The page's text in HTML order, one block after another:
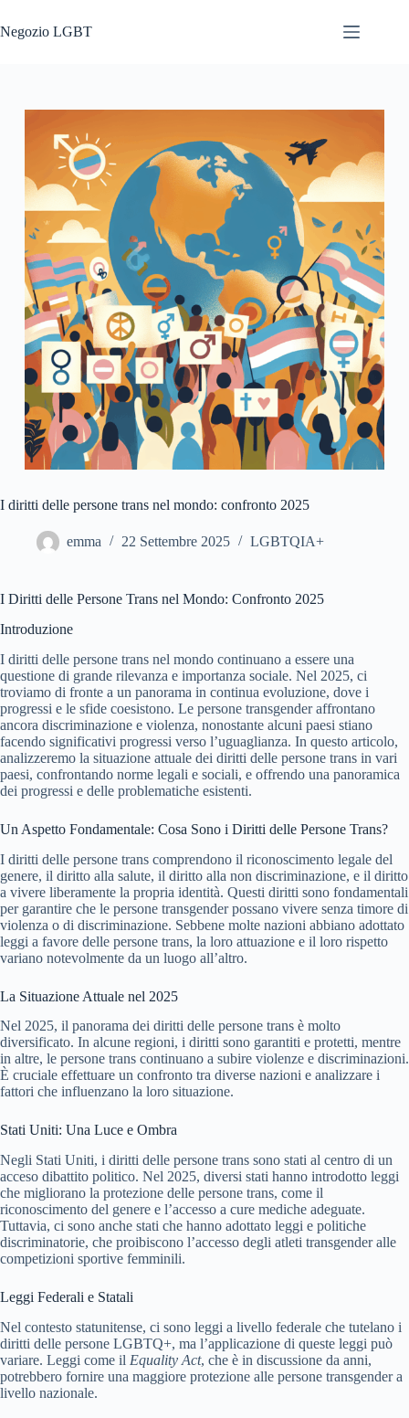
al
contenuto
Negozio LGBT
I diritti delle persone trans nel mondo: confronto 2025
emma 22 Settembre 2025 LGBTQIA+
I Diritti delle Persone Trans nel Mondo: Confronto 2025
Introduzione
I diritti delle persone trans nel mondo continuano a essere una
questione di grande rilevanza e importanza sociale. Nel 2025, ci
troviamo di fronte a un panorama in continua evoluzione, dove i
progressi e le sfide coesistono. Le persone transgender affrontano
ancora discriminazione e violenza, nonostante alcuni paesi stiano
facendo significativi progressi verso l’uguaglianza. In questo articolo,
analizzeremo la situazione attuale dei diritti delle persone trans in vari
paesi, confrontando norme legali e sociali, e offrendo una panoramica
dei progressi e delle problematiche esistenti.
Un Aspetto Fondamentale: Cosa Sono i Diritti delle Persone Trans?
I diritti delle persone trans comprendono il riconoscimento legale del
genere, il diritto alla salute, il diritto alla non discriminazione, e il diritto
a vivere liberamente la propria identità. Questi diritti sono fondamentali
per garantire che le persone transgender possano vivere senza timore di
violenza o di discriminazione. Sebbene molte nazioni abbiano adottato
leggi a favore delle persone trans, la loro attuazione e il loro rispetto
variano notevolmente da un luogo all’altro.
La Situazione Attuale nel 2025
Nel 2025, il panorama dei diritti delle persone trans è molto
diversificato. In alcune regioni, i diritti sono garantiti e protetti, mentre
in altre, le persone trans continuano a subire violenze e discriminazioni.
È cruciale effettuare un confronto tra diverse nazioni e analizzare i
fattori che influenzano la loro situazione.
Stati Uniti: Una Luce e Ombra
Negli Stati Uniti, i diritti delle persone trans sono stati al centro di un
acceso dibattito politico. Nel 2025, diversi stati hanno introdotto leggi
che migliorano la protezione delle persone trans, come il
riconoscimento del genere e l’accesso a cure mediche adeguate.
Tuttavia, ci sono anche stati che hanno adottato leggi e politiche
discriminatorie, che proibiscono l’accesso degli atleti transgender alle
competizioni sportive femminili.
Leggi Federali e Statali
Nel contesto statunitense, ci sono leggi a livello federale che tutelano i
diritti delle persone LGBTQ+, ma l’applicazione di queste leggi può
variare. Leggi come il Equality Act, che è in discussione da anni,
potrebbero fornire una maggiore protezione alle persone transgender a
livello nazionale.